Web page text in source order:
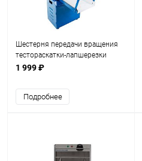
Шестерня передачи вращения
тестораскатки-лапшерезки
Foodatlas DZM-350
1 999 ₽
Подробнее